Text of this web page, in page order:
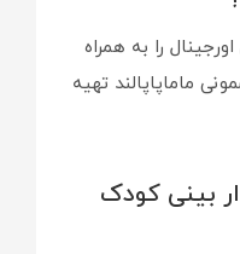
را به همراه
ماماپاپالند تهیه
بینی کودک